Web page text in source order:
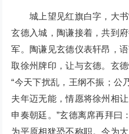
城上望见红旗白字，大书“
玄德入城，陶谦接着，共到
军。陶谦见玄德仪表轩昂，
取徐州牌印，让与玄德。玄
“今天下扰乱，王纲不振；公
夫年迈无能，情愿将徐州相
申奏朝廷。”玄德离席再拜曰
为平原相犹恐不称职。今为